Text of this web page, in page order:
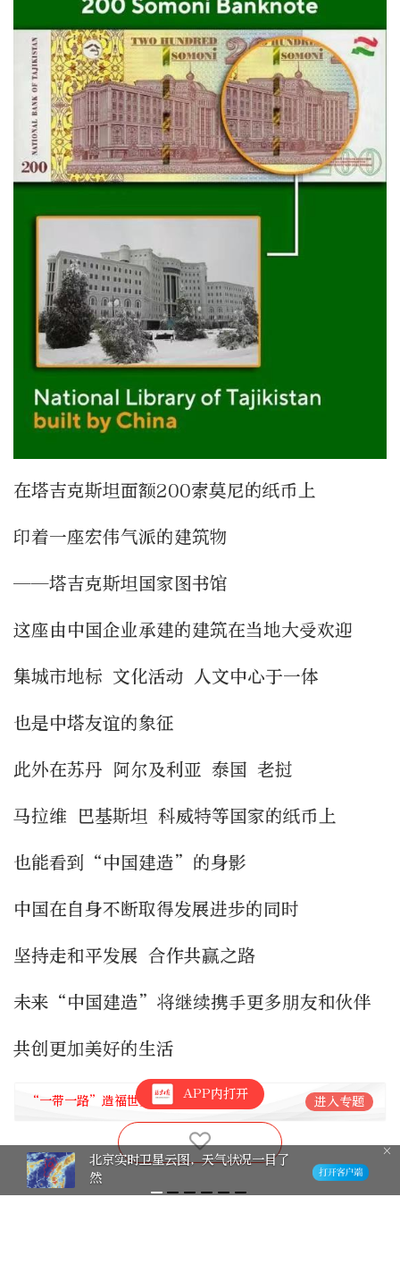
在塔吉克斯坦面额200索莫尼的纸币上
印着一座宏伟气派的建筑物
——塔吉克斯坦国家图书馆
这座由中国企业承建的建筑在当地大受欢迎
集城市地标 文化活动 人文中心于一体
也是中塔友谊的象征
此外在苏丹 阿尔及利亚 泰国 老挝
马拉维 巴基斯坦 科威特等国家的纸币上
也能看到“中国建造”的身影
中国在自身不断取得发展进步的同时
坚持走和平发展 合作共赢之路
未来“中国建造”将继续携手更多朋友和伙伴
共创更加美好的生活
“一带一路”造福世界 进入专题
APP内打开
北京实时卫星云图，天气状况一目了
然